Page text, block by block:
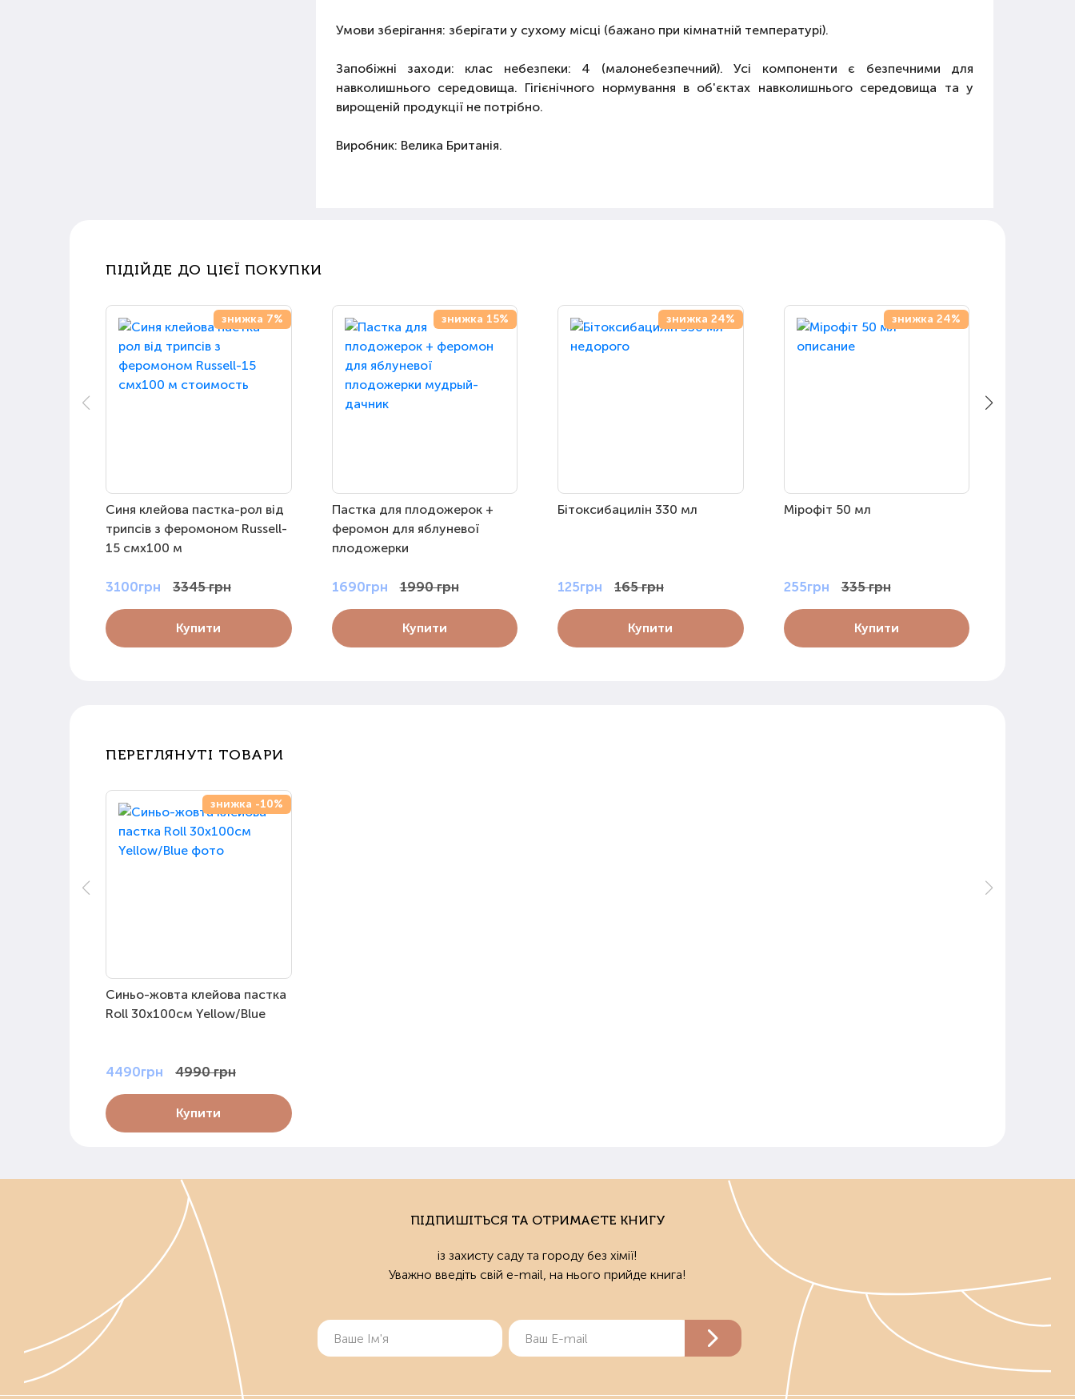
Умови зберігання: зберігати у сухому місці (бажано при кімнатній температурі).
Запобіжні заходи: клас небезпеки: 4 (малонебезпечний). Усі компоненти є безпечними для
навколишнього середовища. Гігієнічного нормування в об'єктах навколишнього середовища та у
вирощеній продукції не потрібно.
Виробник: Велика Британія.
ПІДІЙДЕ ДО ЦІЄЇ ПОКУПКИ
знижка 7%
Синя клейова пастка-рол від
трипсів з феромоном Russell-
15 смх100 м
3100грн 3345 грн
Купити
знижка 15%
Пастка для плодожерок +
феромон для яблуневої
плодожерки
1690грн 1990 грн
Купити
знижка 24%
Бітоксибацилін 330 мл
125грн 165 грн
Купити
знижка 24%
Мірофіт 50 мл
255грн 335 грн
Купити
ПЕРЕГЛЯНУТІ ТОВАРИ
знижка -10%
Синьо-жовта клейова пастка
Roll 30х100см Yellow/Blue
4490грн 4990 грн
Купити
ПІДПИШІТЬСЯ ТА ОТРИМАЄТЕ КНИГУ
із захисту саду та городу без хімії!
Уважно введіть свій e-mail, на нього прийде книга!